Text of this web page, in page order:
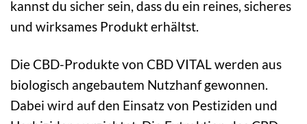
kannst du sicher sein, dass du ein reines, sicheres
und wirksames Produkt erhältst.
Die CBD-Produkte von CBD VITAL werden aus
biologisch angebautem Nutzhanf gewonnen.
Dabei wird auf den Einsatz von Pestiziden und